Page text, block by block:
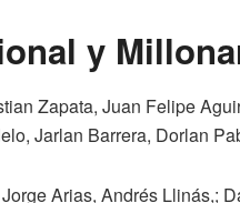
y
Zapata, Juan Felipe
Jarlan Barrera, Dorlan
Arias, Andrés Llinás,;